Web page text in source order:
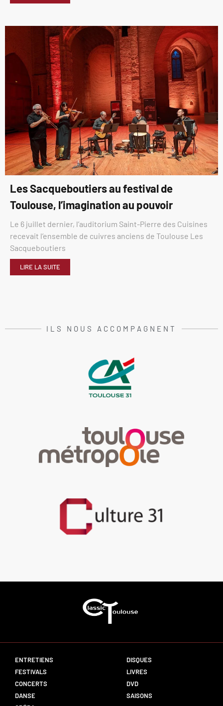
Les Sacqueboutiers au festival de
Toulouse, l’imagination au pouvoir
Le 6 juillet dernier, l’auditorium Saint-Pierre des Cuisines
recevait l’ensemble de cuivres anciens de Toulouse Les
Sacqueboutiers
LIRE LA SUITE
ILS NOUS ACCOMPAGNENT
ENTRETIENS
FESTIVALS
CONCERTS
DANSE
DISQUES
LIVRES
DVD
SAISONS